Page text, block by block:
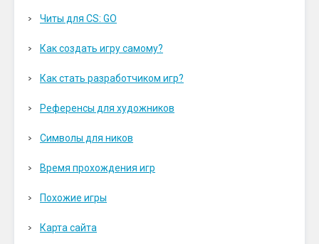
Читы для CS: GO
Как создать игру самому?
Как стать разработчиком игр?
Референсы для художников
Символы для ников
Время прохождения игр
Похожие игры
Карта сайта